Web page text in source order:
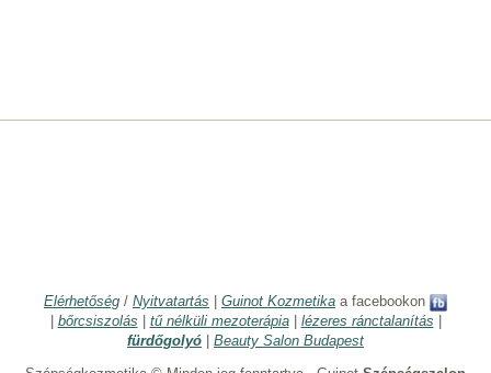
Elérhetőség / Nyitvatartás Guinot Kozmetika a facebookon
bőrcsiszolás tű nélküli mezoterápia| lézeres ránctalanítás
fürdőgolyó
Beauty Salon Budapest